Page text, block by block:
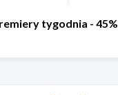
tygodnia - 45%